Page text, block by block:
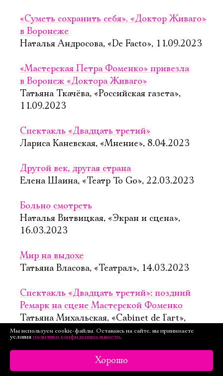
«Суметь сохранить себя». «Доктор Живаго»
в Воронеже
Наталья Андросова, «De Facto», 11.09.2023
«Мастерская Петра Фоменко» привезла
в Воронеж «Доктора Живаго»
Татьяна Ткачёва, «Российская газета»,
11.09.2023
Спектакль «Двадцать третий»
Лариса Каневская, «Мнение», 8.04.2023
Другой век, другая страна
Елена Шаина, «Театр To Go», 22.03.2023
Больно смотреть
Наталья Витвицкая, «Экран и сцена»,
16.03.2023
Мир на выдохе
Татьяна Власова, «Театрал», 14.03.2023
Спектакль «Двадцать третий»: поздний
Ремарк на сцене Мастерской Фоменко
Татьяна Михальская, «Cabinet de l'art»,
6.03.2023
«Двадцать третий»: чёрный обелиск
«Мастерской Фоменко»
Мы используем cookie-файлы. Оставаясь на сайте, вы принимаете
условия политики конфиденциальности.
Хорошо